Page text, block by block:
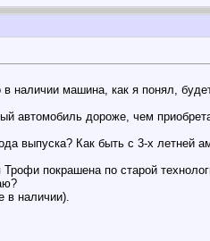
наличии машина, как я понял,
автомобиль дороже, чем
выпуска? Как быть с 3-х летней
покрашена по старой
в наличии).